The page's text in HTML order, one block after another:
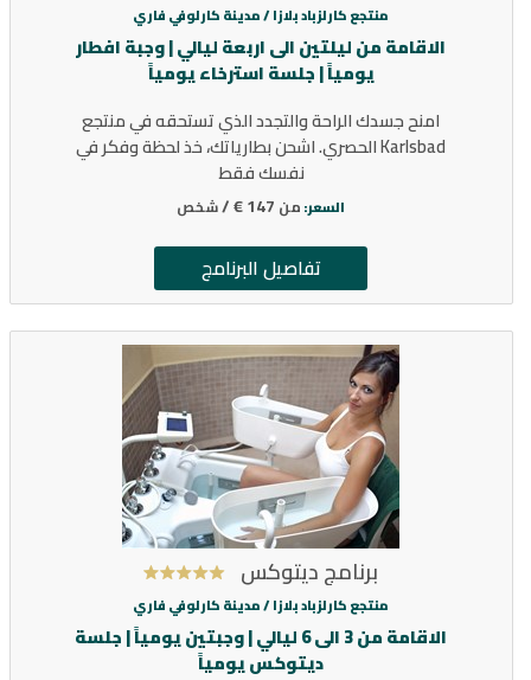
منتجع كارلزباد بلازا /مدينة كارلوفي فاري
الاقامة من ليلتين الى اربعة ليالي | وجبة افطار
يومياً | جلسة استرخاء يومياً
امنح جسدك الراحة والتجدد الذي تستحقه في منتجع
Karlsbad الحصري. اشحن بطارياتك، خذ لحظة وفكر في
نفسك فقط
السعر: من 147 € / شخص
تفاصيل البرنامج
برنامج ديتوكس
منتجع كارلزباد بلازا /مدينة كارلوفي فاري
الاقامة من 3 الى 6 ليالي | وجبتين يومياً | جلسة
ديتوكس يومياً